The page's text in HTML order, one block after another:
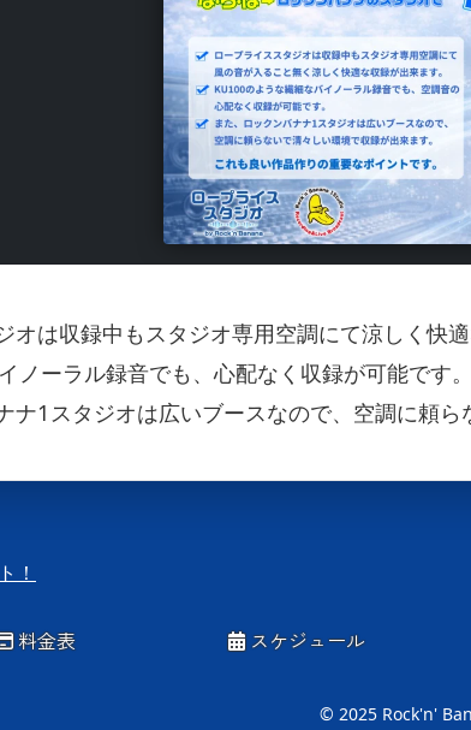
は収録中もスタジオ専用空調にて涼しく快適
ーラル録音でも、心配なく収録が可能です。
1スタジオは広いブースなので、空調に頼ら
！
料金表 スケジュール
© 2025 Rock'n'